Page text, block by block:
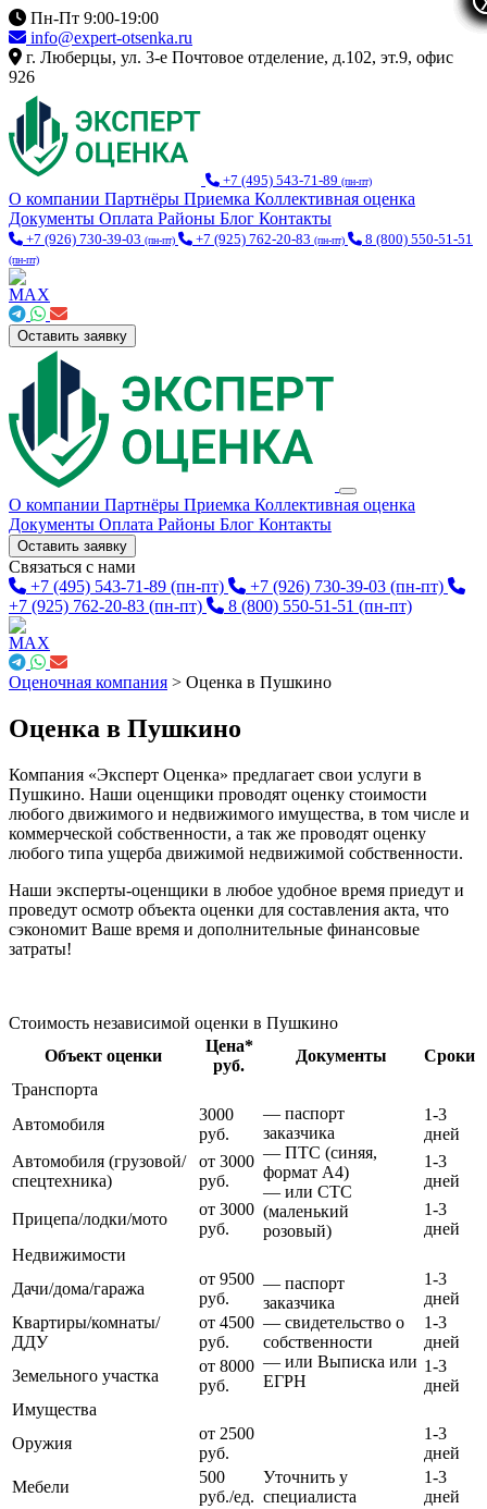
Пн-Пт 9:00-19:00
info@expert-otsenka.ru
г. Люберцы, ул. 3-е Почтовое отделение, д.102, эт.9, офис
926
+7 (495) 543-71-89 (пн-пт)
О компании Партнёры Приемка Коллективная оценка
Документы Оплата Районы Блог Контакты
+7 (926) 730-39-03 (пн-пт) +7 (925) 762-20-83 (пн-пт) 8 (800) 550-51-51
(пн-пт)
Оставить заявку
О компании Партнёры Приемка Коллективная оценка
Документы Оплата Районы Блог Контакты
Оставить заявку
Связаться с нами
+7 (495) 543-71-89 (пн-пт) +7 (926) 730-39-03 (пн-пт)
+7 (925) 762-20-83 (пн-пт) 8 (800) 550-51-51 (пн-пт)
Оценочная компания > Оценка в Пушкино
Оценка в Пушкино
Компания «Эксперт Оценка» предлагает свои услуги в
Пушкино. Наши оценщики проводят оценку стоимости
любого движимого и недвижимого имущества, в том числе и
коммерческой собственности, а так же проводят оценку
любого типа ущерба движимой недвижимой собственности.
Наши эксперты-оценщики в любое удобное время приедут и
проведут осмотр объекта оценки для составления акта, что
сэкономит Ваше время и дополнительные финансовые
затраты!
Стоимость независимой оценки в Пушкино
Объект оценки
Цена*
руб.
Документы
Сроки
Транспорта
Автомобиля
3000
руб.
— паспорт
заказчика
— ПТС (синяя,
формат А4)
— или СТС
(маленький
розовый)
1-3
дней
Автомобиля (грузовой/
спецтехника)
от 3000
руб.
1-3
дней
Прицепа/лодки/мото
от 3000
руб.
1-3
дней
Недвижимости
Дачи/дома/гаража
от 9500
руб.
— паспорт
заказчика
— свидетельство о
собственности
— или Выписка или
ЕГРН
1-3
дней
Квартиры/комнаты/
ДДУ
от 4500
руб.
1-3
дней
Земельного участка
от 8000
руб.
1-3
дней
Имущества
Оружия
от 2500
руб.
Уточнить у
специалиста
1-3
дней
Мебели
500
руб./ед.
1-3
дней